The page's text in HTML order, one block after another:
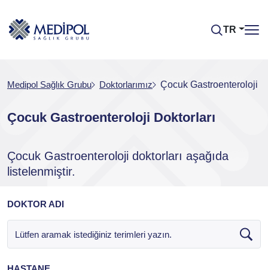
TR
Medipol Sağlık Grubu Doktorlarımız Çocuk Gastroenteroloji
Çocuk Gastroenteroloji Doktorları
Çocuk Gastroenteroloji doktorları aşağıda
listelenmiştir.
DOKTOR ADI